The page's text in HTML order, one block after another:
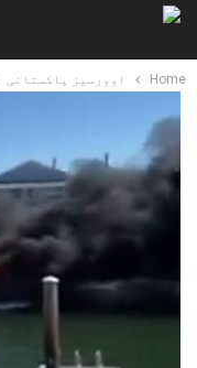
Home اوورسیز پاکستانی